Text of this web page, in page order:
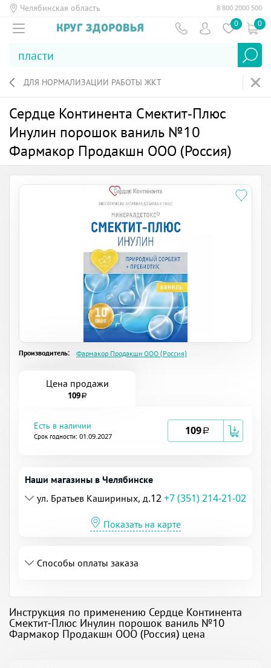
Челябинская область 8 800 2000 500
0 0
ДЛЯ НОРМАЛИЗАЦИИ РАБОТЫ ЖКТ
Сердце Континента Смектит-Плюс
Инулин порошок ваниль №10
Фармакор Продакшн ООО (Россия)
Производитель: Фармакор Продакшн ООО (Россия)
Цена продажи
109a
Есть в наличии
Срок годности: 01.09.2027 109a
Наши магазины в Челябинске
ул. Братьев Кашириных, д.12+7 (351) 214-21-02
Показать на карте
Способы оплаты заказа
Инструкция по применению Сердце Континента
Смектит-Плюс Инулин порошок ваниль №10
Фармакор Продакшн ООО (Россия) цена